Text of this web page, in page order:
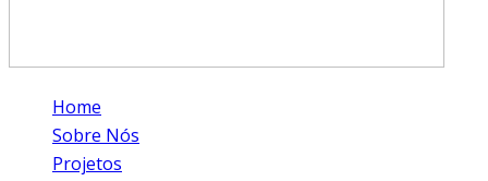
Home
Sobre Nós
Projetos